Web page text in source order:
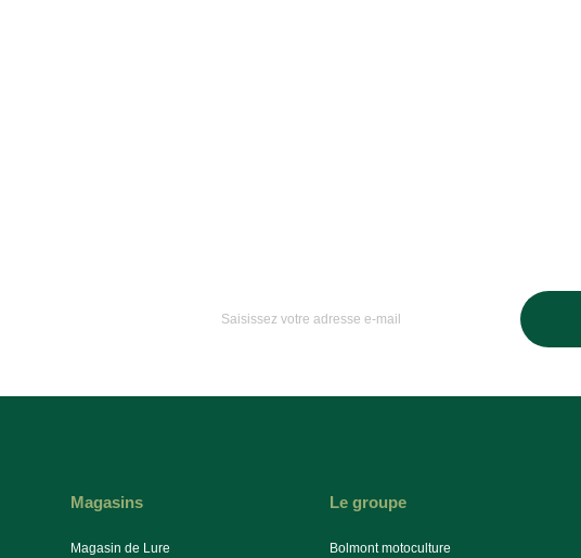
Magasins
Magasin de Lure
Le groupe
Bolmont motoculture